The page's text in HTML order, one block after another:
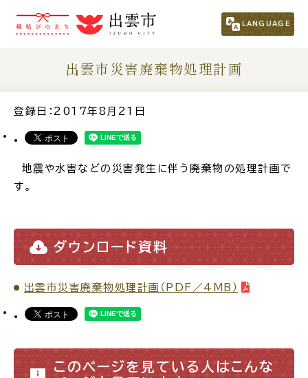
LANGUAGE
市民の方 （くらし・行政・議会）
事業者の方
観光される方
移住・定住をお考えの方
新着情報一覧
場面から探す
出雲市災害廃棄物処理計画
登録日：2017年8月21日
地震や水害などの災害発生に伴う廃棄物の処理計画で
す。
ダウンロード資料
出雲市災害廃棄物処理計画（PDF／4MB）
このページを見ている人はこんな